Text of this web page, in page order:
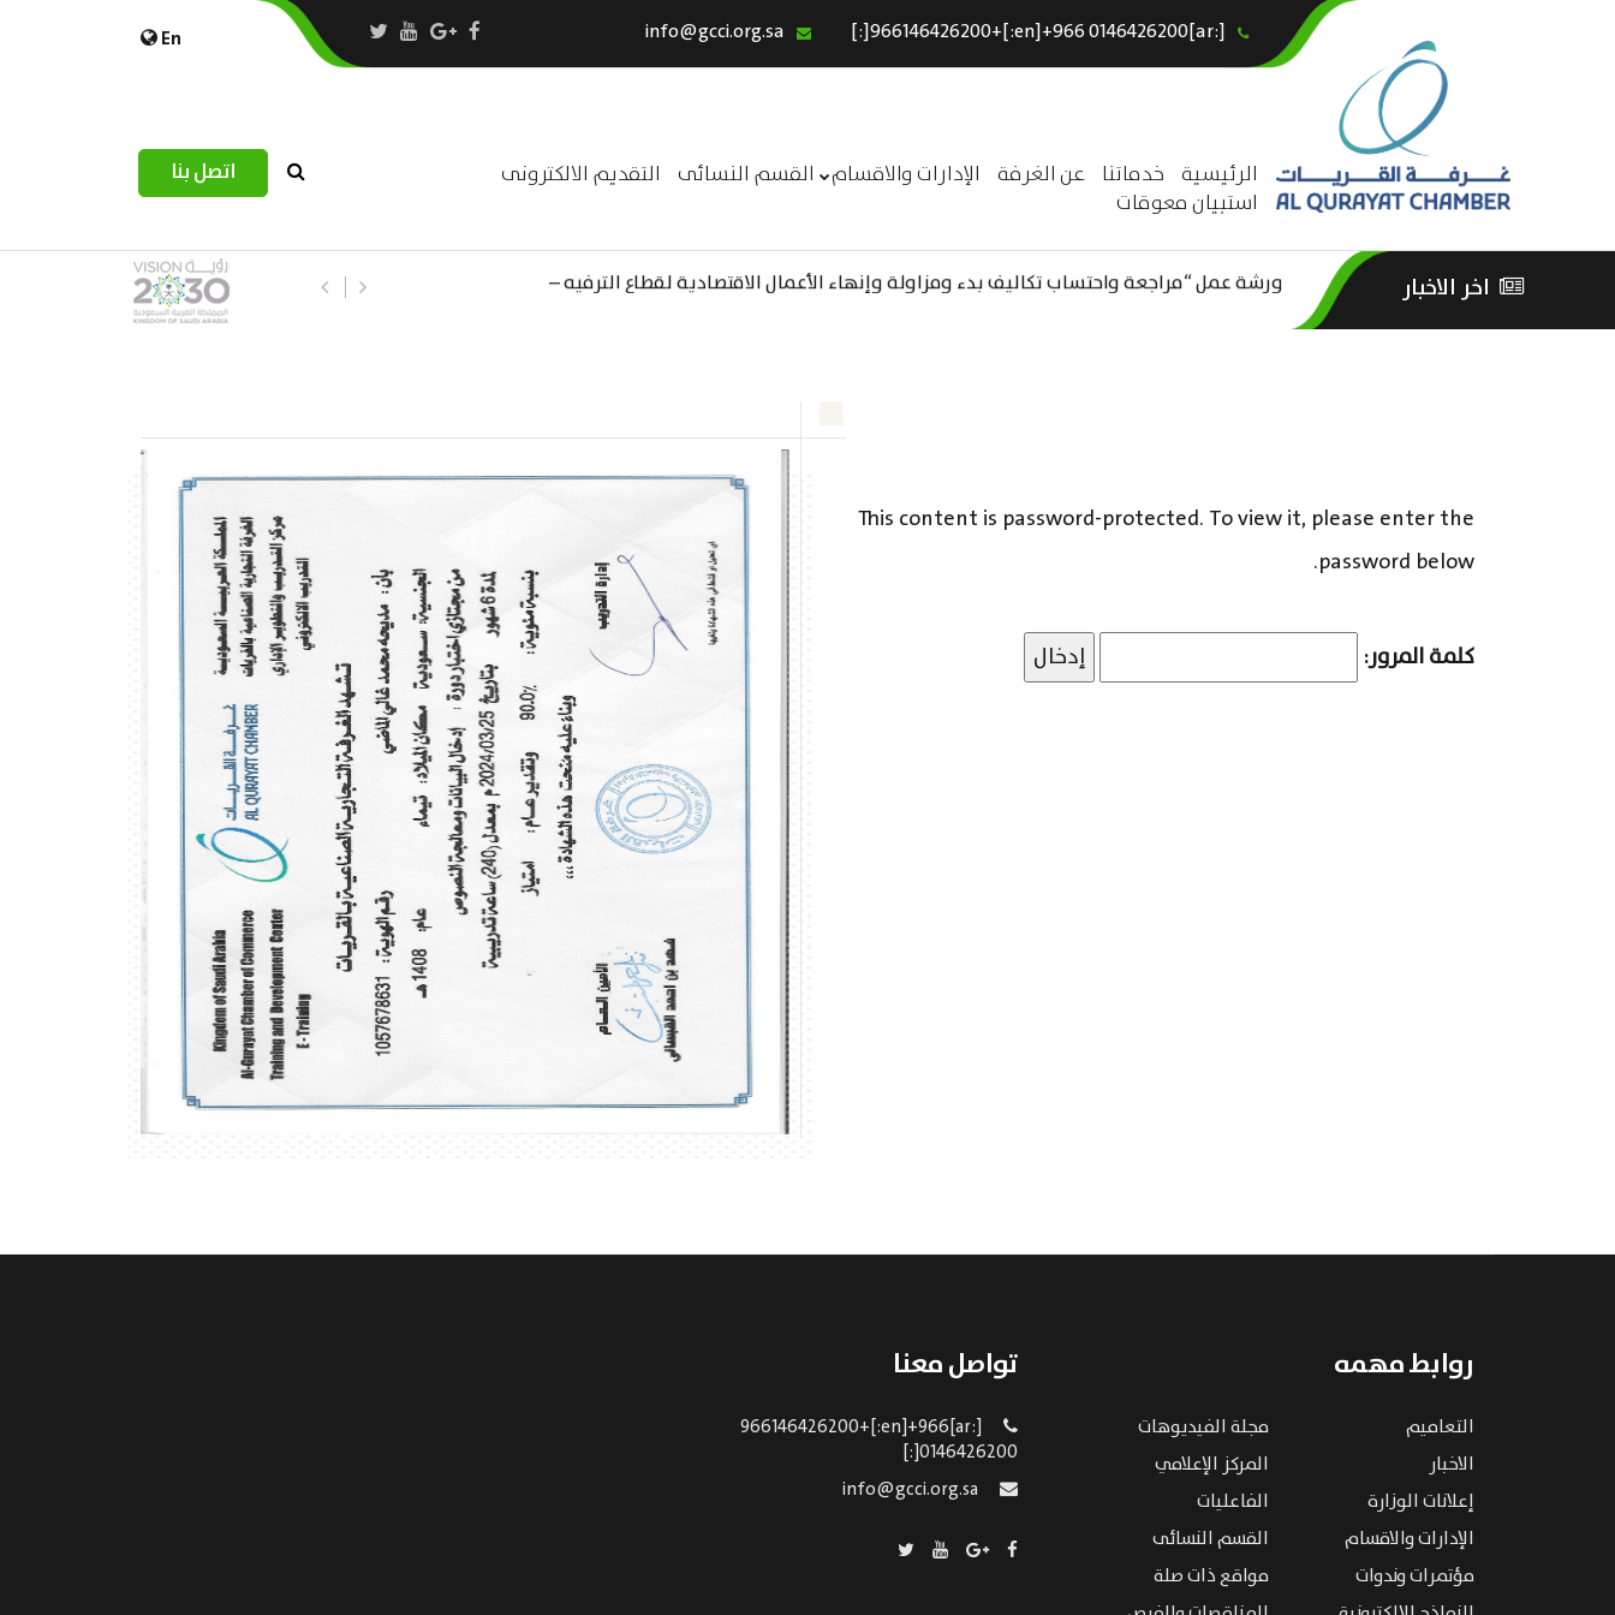
[:ar]966146426200+[:en]+966 0146426200[:]
En
الرئيسية خدماتنا عن الغرفة الإدارات والاقسام القسم النسائى التقديم الالكترونى
استبيان معوقات
اتصل بنا
الرئيسية
عن الغرفة
القسم النسائى
اخر الاخبار
ورشة عمل “مراجعة واحتساب تكاليف بدء ومزاولة وإنهاء الأعمال الاقتصادية لقطاع الترفيه –
ورشة عمل : العمـــــل الحـــــر استبيان مرصد التحديات اللوجستية
This content is password-protected. To view it, please enter the
password below.
كلمة المرور:
روابط مهمه
التعاميم
مجلة الفيديوهات
الاخبار
المركز الإعلامي
إعلانات الوزارة
الفاعليات
الإدارات والاقسام
القسم النسائى
مؤتمرات وندوات
مواقع ذات صلة
تواصل معنا
[:ar]966146426200+[:en]+966
0146426200[:]